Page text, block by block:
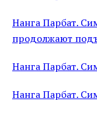
Нанга Парбат.
продолжают
Нанга Парбат.
Нанга Парбат.